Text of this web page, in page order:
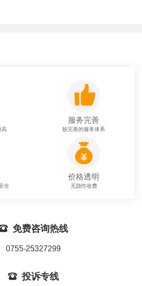
高
服务完善
较完善的服务体系
全
价格透明
无隐性收费
免费咨询热线
0755-25327299
 投诉专线